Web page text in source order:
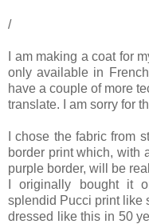
/
I am making a coat for
only available in
have a couple of more
translate. I am sorry for
I chose the fabric from
border print which, with
purple border, will be
I originally bought it
splendid Pucci print like
dressed like this in 50